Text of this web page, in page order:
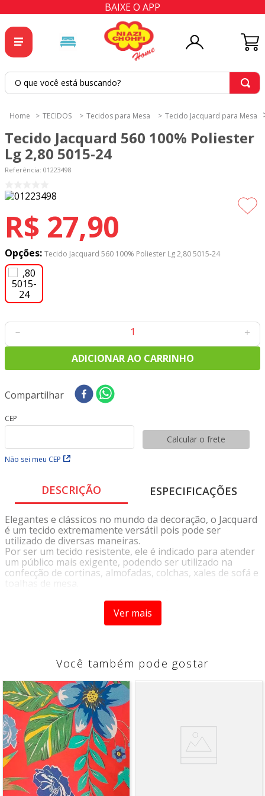
BAIXE O APP
O que você está buscando?
TECIDOS Tecidos para Mesa Tecido Jacquard para Mesa
Tecido Jacquard 560 100% Poliester
Lg 2,80 5015-24
Referência: 01223498
R$ 27,90
Opções: Tecido Jacquard 560 100% Poliester Lg 2,80 5015-24
＋
－
ADICIONAR AO CARRINHO
Compartilhar
CEP
Não sei meu CEP
Calcular o frete
DESCRIÇÃO ESPECIFICAÇÕES
Elegantes e clássicos no mundo da decoração, o Jacquard
é um tecido extremamente versátil pois pode ser
utilizado de diversas maneiras.
Por ser um tecido resistente, ele é indicado para atender
um público mais exigente, podendo ser utilizado na
confecção de cortinas, almofadas, colchas, xales de sofá e
toalhas de mesa.
de criação de acordo com a sua criatividade. Sua qualidade
altamente resistente, irá trazer mais sofisticação à sua
CARACTERÍSTICAS
- Resistente
- Versátil
- Estampados
- Não impermeável
COMPOSIÇÃO
- 100% Poliéster
LARGURA
Ver mais
Você também pode gostar
2º
tapete
3
cortina
6º
tecido tricoline
7º
percal
8
tricoline digital
9º